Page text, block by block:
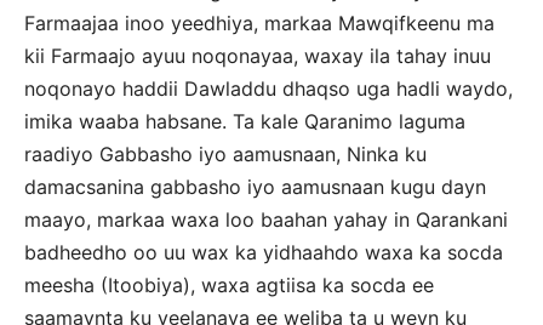
Farmaajaa inoo yeedhiya, markaa Mawqifkeenu ma
kii Farmaajo ayuu noqonayaa, waxay ila tahay inuu
noqonayo haddii Dawladdu dhaqso uga hadli waydo,
imika waaba habsane. Ta kale Qaranimo laguma
raadiyo Gabbasho iyo aamusnaan, Ninka ku
damacsanina gabbasho iyo aamusnaan kugu dayn
maayo, markaa waxa loo baahan yahay in Qarankani
badheedho oo uu wax ka yidhaahdo waxa ka socda
meesha (Itoobiya), waxa agtiisa ka socda ee
saamaynta ku yeelanaya ee weliba ta u weyn ku